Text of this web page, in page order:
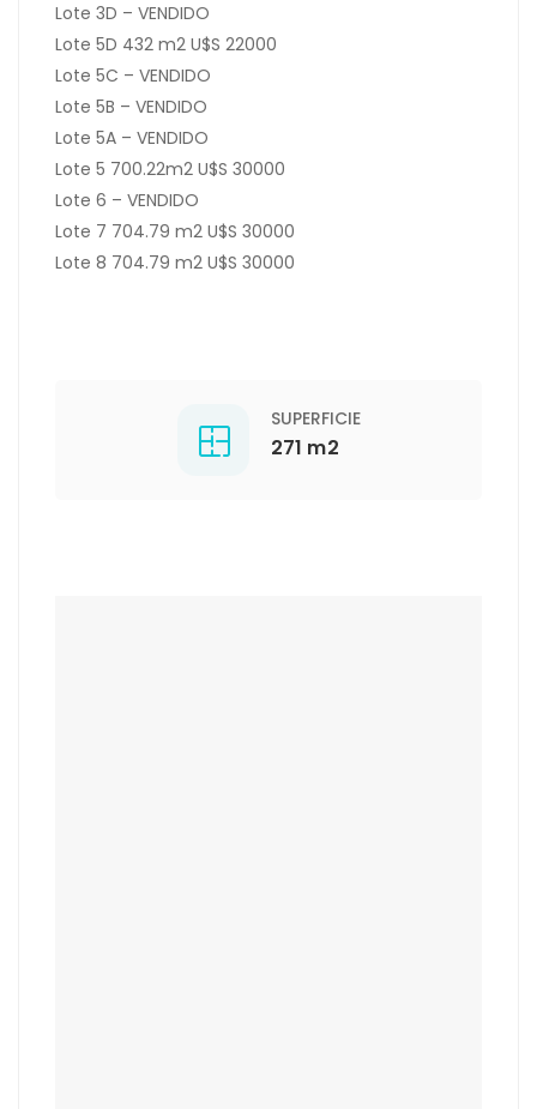
Lote 3D – VENDIDO
Lote 5D 432 m2 U$S 22000
Lote 5C – VENDIDO
Lote 5B – VENDIDO
Lote 5A – VENDIDO
Lote 5 700.22m2 U$S 30000
Lote 6 – VENDIDO
Lote 7 704.79 m2 U$S 30000
Lote 8 704.79 m2 U$S 30000
SUPERFICIE
271 m2